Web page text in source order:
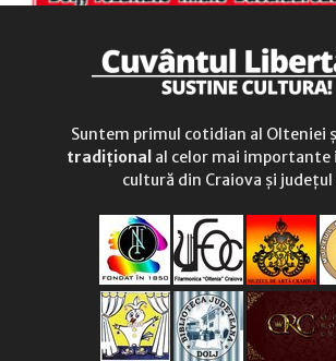
Suntem primul cotidian al Olteniei
tradițional al celor mai
cultură din Craiova și județul